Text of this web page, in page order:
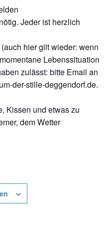
Jeder ist herzlich
hier gilt wieder: wenn
Lebenssituation
zulässt: bitte Email an
der-stille-deggendorf.de.
Kissen und etwas zu
dem Wetter